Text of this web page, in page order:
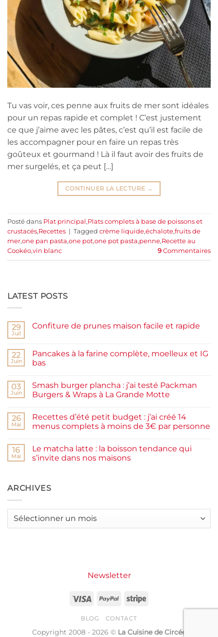
Tu vas voir, ces penne aux fruits de mer sont idéales
pour un repas rapide et complet ! C’est justement
ce que j’aime avec les pâtes, c’est qu’il est facile de
les accompagner pour en faire un repas très
goûteux et gourmand ! Là il faut avoir des fruits de
mer surgelés, et ça peut […]
CONTINUER LA LECTURE →
Posté dans Plat principal ,Plats complets à base de poissons et
crustacés,Recettes | Tagged crème liquide,échalote,fruits de
mer,one pan pasta,one pot,one pot pasta,penne,Recette au
Cookéo,vin blanc 9 Commentaires
LATEST POSTS
29
Juil
Confiture de prunes maison facile et rapide
Confiture
de
prunes
et
rapide
22
Juin
Pancakes à la farine complète, moelleux et IG
bas
sur
Pancakes
à
complète,
moelleux
et
03
Juin
Smash burger plancha : j’ai testé Packman
Burgers & Wraps à La Grande Motte
sur
Smash
burger
testé
Packman
Burgers &
Grande
Motte
26
Mai
Recettes d’été petit budget : j’ai créé 14
menus complets à moins de 3€ par personne
sur
Recettes
d’été
j’ai
créé
à
16
Mai
Le matcha latte : la boisson tendance qui
s’invite dans nos maisons
Le
matcha
boisson
ARCHIVES
Archives
Newsletter
Visa PayPal Stripe
BLOG CONTACT
Copyright 2008 - 2026 © La Cuisine de Circée